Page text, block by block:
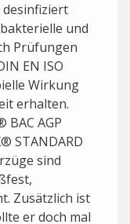
desinfiziert
und
Prüfungen
EN ISO
Wirkung
erhalten.
BAC AGP
STANDARD
sind
Zusätzlich ist
er doch mal